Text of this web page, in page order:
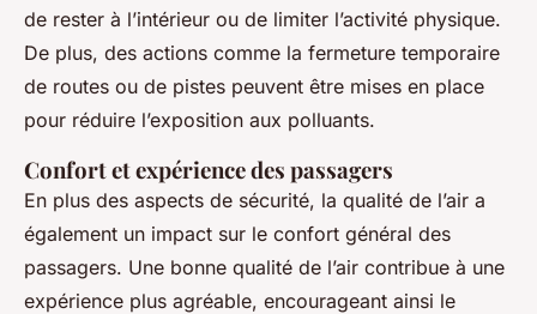
de rester à l’intérieur ou de limiter l’activité physique.
De plus, des actions comme la fermeture temporaire
de routes ou de pistes peuvent être mises en place
pour réduire l’exposition aux polluants.
Confort et expérience des passagers
En plus des aspects de sécurité, la qualité de l’air a
également un impact sur le confort général des
passagers. Une bonne qualité de l’air contribue à une
expérience plus agréable, encourageant ainsi le